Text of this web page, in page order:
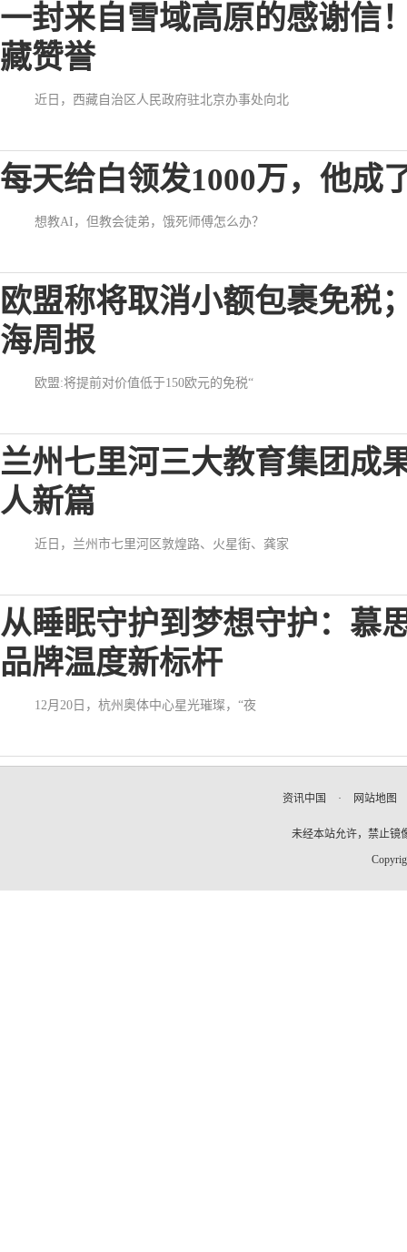
一封来自雪域高原的感谢信
藏赞誉
近日，西藏自治区人民政府驻北京办事处向北
每天给白领发1000万，他成
想教AI，但教会徒弟，饿死师傅怎么办？
欧盟称将取消小额包裹免税
海周报
欧盟:将提前对价值低于150欧元的免税“
兰州七里河三大教育集团成
人新篇
近日，兰州市七里河区敦煌路、火星街、龚家
从睡眠守护到梦想守护：慕
品牌温度新标杆
12月20日，杭州奥体中心星光璀璨，“夜
资讯中国 · 网站地图
未经本站允许，禁止镜